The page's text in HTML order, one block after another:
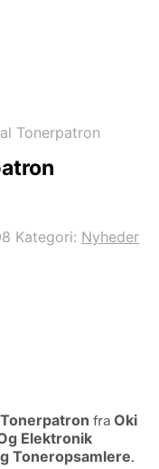
Tonerpatron
Kategori: Nyheder
fra Oki
Elektronik
Toneropsamlere.